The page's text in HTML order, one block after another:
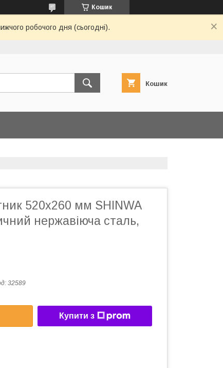
Кошик
робочого дня (сьогодні).
Кошик
520х260 мм SHINWA
нержавіюча сталь,
32589
Купити з